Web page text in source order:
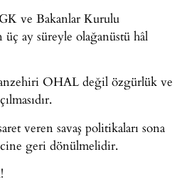
ve Bakanlar Kurulu
üç ay süreyle olağanüstü hâl
OHAL değil özgürlük ve
veren savaş politikaları sona
geri dönülmelidir.